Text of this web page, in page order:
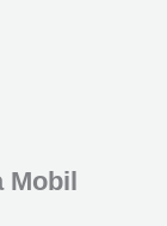
Mobil